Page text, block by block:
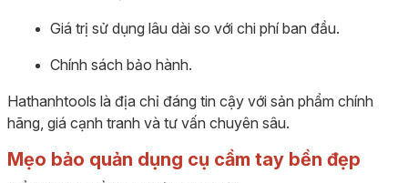
Giá trị sử dụng lâu dài so với chi phí ban đầu.
Chính sách bảo hành.
Hathanhtools là địa chỉ đáng tin cậy với sản phẩm chính
hãng, giá cạnh tranh và tư vấn chuyên sâu.
Mẹo bảo quản dụng cụ cầm tay bền đẹp